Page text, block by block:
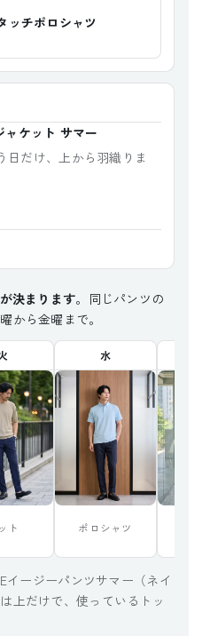
ッチポロシャツ
ャケット サマー
日だけ、上から羽織りま
決まります。同じパンツの
から金曜まで。
ト
水
ポロシャツ
イージーパンツサマー（ネイ
上だけで、使っているトッ